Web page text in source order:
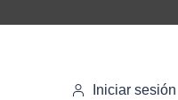
Iniciar sesión